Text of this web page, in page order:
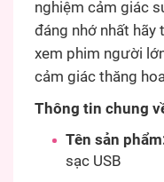
nghiệm cảm giác
đáng nhớ nhất
xem phim người
cảm giác thăng
Thông tin chung
Tên sản
sạc USB